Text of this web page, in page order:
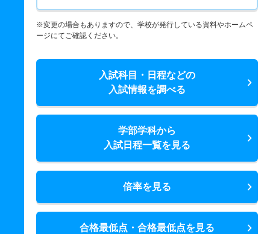
※変更の場合もありますので、学校が発行している資料やホームペ
ージにてご確認ください。
入試科目・日程などの
入試情報を調べる
学部学科から
入試日程一覧を見る
倍率を見る
合格最低点・合格最低点を見る